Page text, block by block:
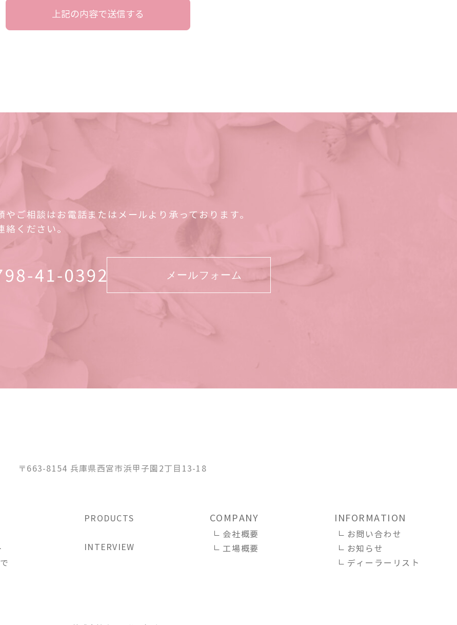
やご相談はお電話またはメールより承っております。
絡ください。
メールフォーム
〒663-8154 兵庫県西宮市浜甲子園2丁目13-18
PRODUCTS
INTERVIEW
COMPANY
会社概要
工場概要
INFORMATION
お問い合わせ
お知らせ
ディーラーリスト